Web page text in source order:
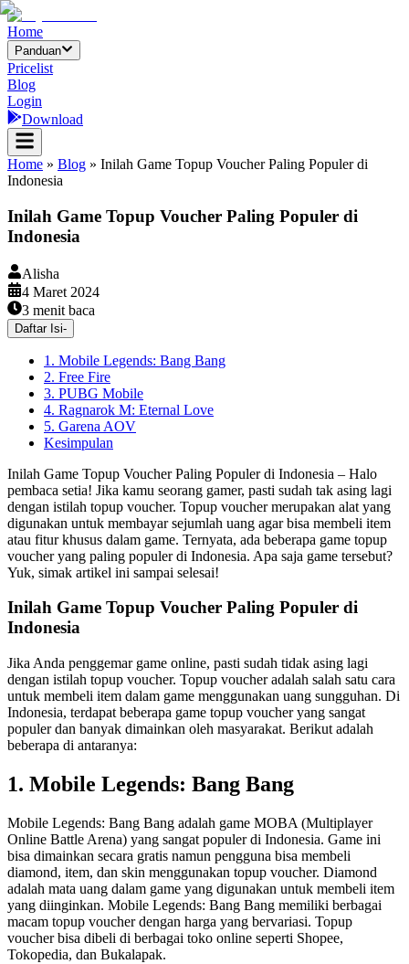
Home
Panduan
Pricelist
Blog
Login
Download
Home » Blog » Inilah Game Topup Voucher Paling Populer di
Indonesia
Inilah Game Topup Voucher Paling Populer di
Indonesia
Alisha
4 Maret 2024
3 menit baca
Daftar Isi-
1. Mobile Legends: Bang Bang
2. Free Fire
3. PUBG Mobile
4. Ragnarok M: Eternal Love
5. Garena AOV
Kesimpulan
Inilah Game Topup Voucher Paling Populer di Indonesia – Halo
pembaca setia! Jika kamu seorang gamer, pasti sudah tak asing lagi
dengan istilah topup voucher. Topup voucher merupakan alat yang
digunakan untuk membayar sejumlah uang agar bisa membeli item
atau fitur khusus dalam game. Ternyata, ada beberapa game topup
voucher yang paling populer di Indonesia. Apa saja game tersebut?
Yuk, simak artikel ini sampai selesai!
Inilah Game Topup Voucher Paling Populer di
Indonesia
Jika Anda penggemar game online, pasti sudah tidak asing lagi
dengan istilah topup voucher. Topup voucher adalah salah satu cara
untuk membeli item dalam game menggunakan uang sungguhan. Di
Indonesia, terdapat beberapa game topup voucher yang sangat
populer dan banyak dimainkan oleh masyarakat. Berikut adalah
beberapa di antaranya:
1. Mobile Legends: Bang Bang
Mobile Legends: Bang Bang adalah game MOBA (Multiplayer
Online Battle Arena) yang sangat populer di Indonesia. Game ini
bisa dimainkan secara gratis namun pengguna bisa membeli
diamond, item, dan skin menggunakan topup voucher. Diamond
adalah mata uang dalam game yang digunakan untuk membeli item
yang diinginkan. Mobile Legends: Bang Bang memiliki berbagai
macam topup voucher dengan harga yang bervariasi. Topup
voucher bisa dibeli di berbagai toko online seperti Shopee,
Tokopedia, dan Bukalapak.